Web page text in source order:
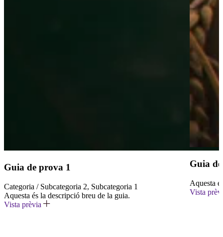
Guia de prova 1
Categoria / Subcategoria 2, Subcategoria 1
Aquesta és la descripció breu de la guia.
Vista prèvia
Guia
Aquesta
Vista